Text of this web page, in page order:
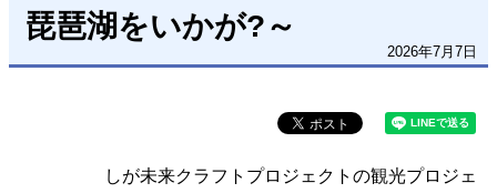
琵琶湖をいかが?～
2026年7月7日
しが未来クラフトプロジェクトの観光プロジェ